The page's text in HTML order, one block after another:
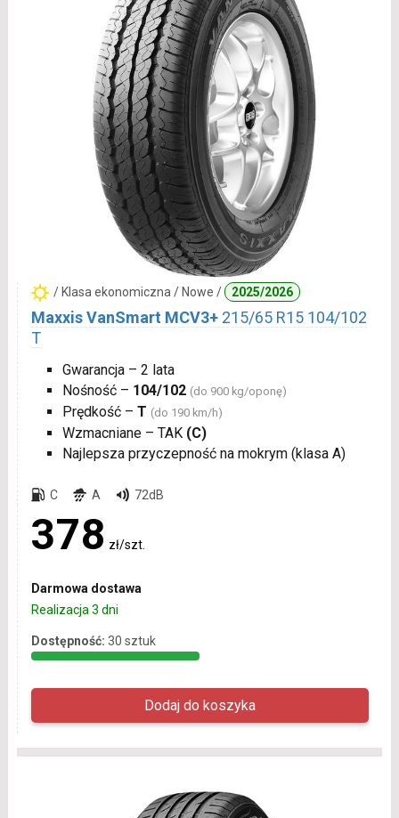
/ Klasa ekonomiczna / Nowe / 2025/2026
Maxxis VanSmart MCV3+ 215/65 R15 104/102
T
Gwarancja – 2 lata
Nośność – 104/102 (do 900 kg/oponę)
Prędkość – T (do 190 km/h)
Wzmacniane – TAK (C)
Najlepsza przyczepność na mokrym (klasa A)
C A 72dB
378 zł/szt.
Darmowa dostawa
Realizacja 3 dni
Dostępność: 30 sztuk